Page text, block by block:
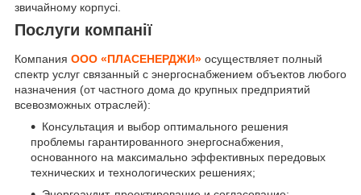
звичайному корпусі.
Послуги компанії
Компания ООО «ПЛАСЕНЕРДЖИ» осуществляет полный
спектр услуг связанный с энергоснабжением объектов любого
назначения (от частного дома до крупных предприятий
всевозможных отраслей):
Консультация и выбор оптимального решения
проблемы гарантированного энергоснабжения,
основанного на максимально эффективных передовых
технических и технологических решениях;